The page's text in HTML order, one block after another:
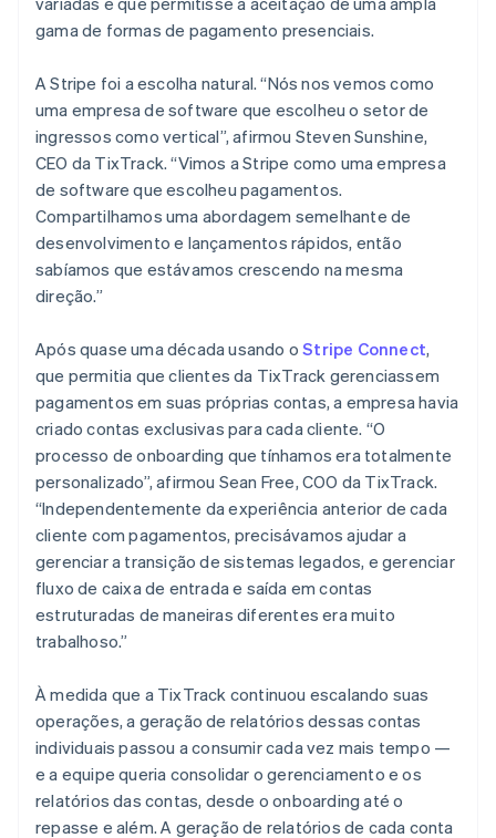
gama de formas de pagamento presenciais.
A Stripe foi a escolha natural. “Nós nos vemos como
uma empresa de software que escolheu o setor de
ingressos como vertical”, afirmou Steven Sunshine,
CEO da TixTrack. “Vimos a Stripe como uma empresa
de software que escolheu pagamentos.
Compartilhamos uma abordagem semelhante de
desenvolvimento e lançamentos rápidos, então
sabíamos que estávamos crescendo na mesma
direção.”
Após quase uma década usando oStripe Connect,
que permitia que clientes da TixTrack gerenciassem
pagamentos em suas próprias contas, a empresa havia
criado contas exclusivas para cada cliente. “O
processo de onboarding que tínhamos era totalmente
personalizado”, afirmou Sean Free, COO da TixTrack.
“Independentemente da experiência anterior de cada
cliente com pagamentos, precisávamos ajudar a
gerenciar a transição de sistemas legados, e gerenciar
fluxo de caixa de entrada e saída em contas
estruturadas de maneiras diferentes era muito
trabalhoso.”
À medida que a TixTrack continuou escalando suas
operações, a geração de relatórios dessas contas
individuais passou a consumir cada vez mais tempo —
e a equipe queria consolidar o gerenciamento e os
relatórios das contas, desde o onboarding até o
repasse e além. A geração de relatórios de cada conta